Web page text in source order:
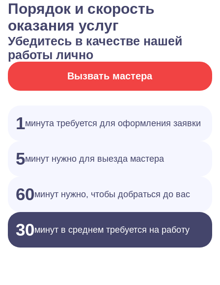
Порядок и скорость
оказания услуг
Убедитесь в качестве нашей
работы лично
Вызвать мастера
1минута требуется для оформления заявки
5минут нужно для выезда мастера
60минут нужно, чтобы добраться до вас
30минут в среднем требуется на работу